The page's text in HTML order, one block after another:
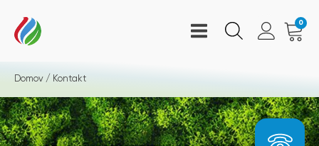
0
Domov / Kontakt